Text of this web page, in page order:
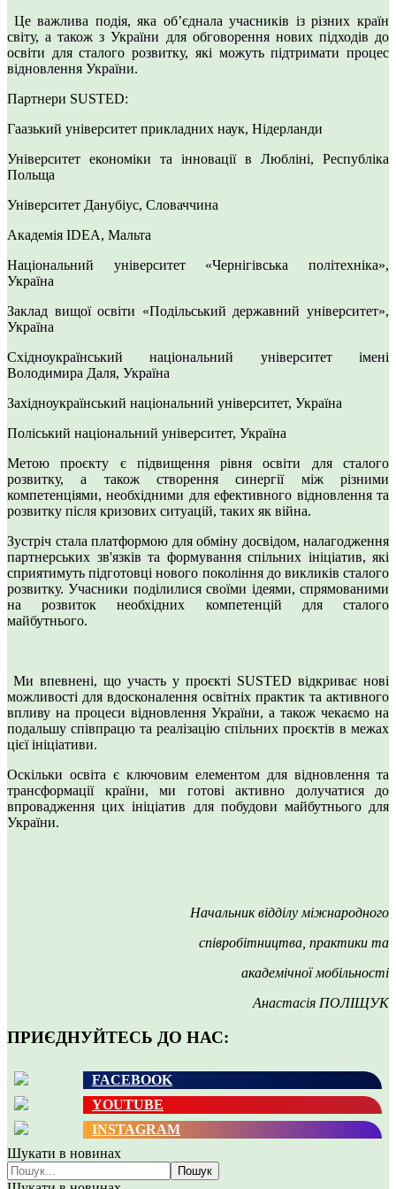
Це важлива подія, яка об’єднала учасників із різних країн
світу, а також з України для обговорення нових підходів до
освіти для сталого розвитку, які можуть підтримати процес
відновлення України.
Партнери SUSTED:
Гаазький університет прикладних наук, Нідерланди
Університет економіки та інновації в Любліні, Республіка
Польща
Університет Данубіус, Словаччина
Академія IDEA, Мальта
Національний університет «Чернігівська політехніка»,
Україна
Заклад вищої освіти «Подільський державний університет»,
Україна
Східноукраїнський національний університет імені
Володимира Даля, Україна
Західноукраїнський національний університет, Україна
Поліський національний університет, Україна
Метою проєкту є підвищення рівня освіти для сталого
розвитку, а також створення синергії між різними
компетенціями, необхідними для ефективного відновлення та
розвитку після кризових ситуацій, таких як війна.
Зустріч стала платформою для обміну досвідом, налагодження
партнерських зв'язків та формування спільних ініціатив, які
сприятимуть підготовці нового покоління до викликів сталого
розвитку. Учасники поділилися своїми ідеями, спрямованими
на розвиток необхідних компетенцій для сталого
майбутнього.
Ми впевнені, що участь у проєкті SUSTED відкриває нові
можливості для вдосконалення освітніх практик та активного
впливу на процеси відновлення України, а також чекаємо на
подальшу співпрацю та реалізацію спільних проєктів в межах
цієї ініціативи.
Оскільки освіта є ключовим елементом для відновлення та
трансформації країни, ми готові активно долучатися до
впровадження цих ініціатив для побудови майбутнього для
України.
Начальник відділу міжнародного
співробітництва, практики та
академічної мобільності
Анастасія ПОЛІЩУК
ПРИЄДНУЙТЕСЬ ДО НАС:
FACEBOOK
YOUTUBE
INSTAGRAM
Шукати в новинах
Пошук